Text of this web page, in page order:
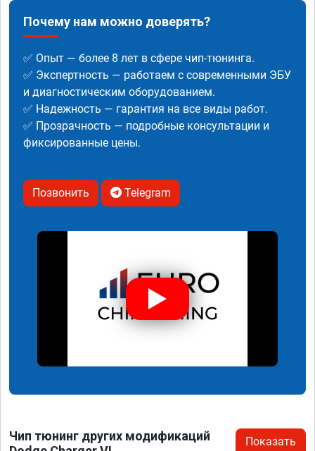
Почему нам можно доверять?
✅ Опыт — более 8 лет в сфере чип-тюнинга.
✅ Экспертность — работаем с современными ЭБУ
и диагностическим оборудованием.
✅ Надежность — гарантия на все виды работ.
✅ Прозрачность — подробные консультации и
фиксированные цены.
Позвонить Telegram
Чип тюнинг других модификаций
Показать